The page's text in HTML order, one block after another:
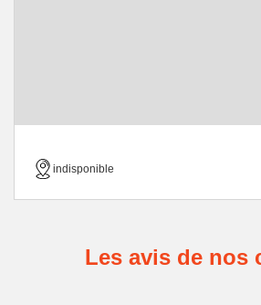
indisponible
Les avis de nos